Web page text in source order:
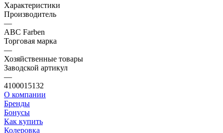
Характеристики
Производитель
—
ABC Farben
Торговая марка
—
Хозяйственные товары
Заводской артикул
—
4100015132
О компании
Бренды
Бонусы
Как купить
Колеровка